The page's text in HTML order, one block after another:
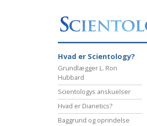
Hvad er Scientology?
Grundlægger L. Ron
Hubbard
Scientologys anskuelser
Hvad er Dianetics?
Baggrund og oprindelse